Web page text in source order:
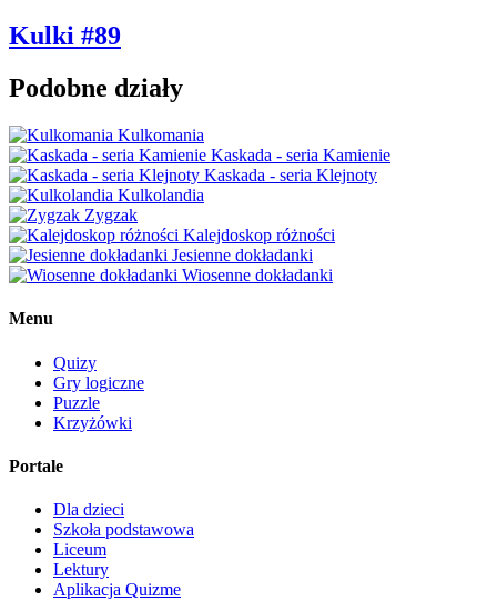
Kulki #89
Podobne działy
Kulkomania
Kaskada - seria Kamienie
Kaskada - seria Klejnoty
Kulkolandia
Zygzak
Kalejdoskop różności
Jesienne dokładanki
Wiosenne dokładanki
Menu
Quizy
Gry logiczne
Puzzle
Krzyżówki
Portale
Dla dzieci
Szkoła podstawowa
Liceum
Lektury
Aplikacja Quizme